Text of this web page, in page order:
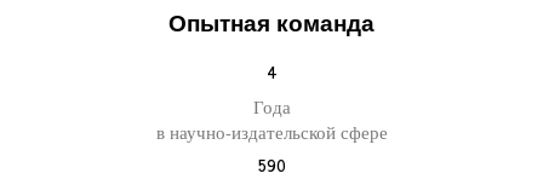
Опытная команда
4
Года
в научно-издательской сфере
590